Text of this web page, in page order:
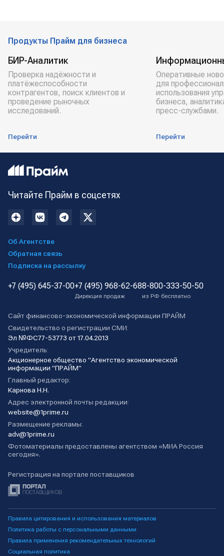
Продукты Прайм для бизнеса
БИР-Аналитик
Проверка надёжности и
платёжеспособности
контрагентов, поиск клиентов и
проведение рыночных
исследований.
Перейти
Оперативные
для
использования
бизнеса,
пресс-службами.
Перейти
Читайте Прайм в соцсетях
Об Агентстве
Обратная связь
Подписка на рассылку
+7 (495) 645-37-00+7 (495) 968-62-68
Дирекция продаж
8-800-333-50-50
из РФ бесплатно
Сайт финансово-экономической информации ПРАЙМ
Свидетельство о регистрации СМИ:
Эл №ФС77-53773 от 17.04.2013
Учредитель:
Акционерное общество "Агентство экономической
информации "ПРАЙМ"
Главный редактор:
Карнова Н.Н.
Адрес электронной почты редакции:
website@1prime.ru
Размещение рекламы:
adv@1prime.ru
Фотоматериалы предоставлены агентством «МИА Россия
сегодня».
Регистрация на портале поставщиков
Правила цитирования и использования материалов
Политика работы с персональными данными
Правила применения рекомендательных технологий
Социальная политика